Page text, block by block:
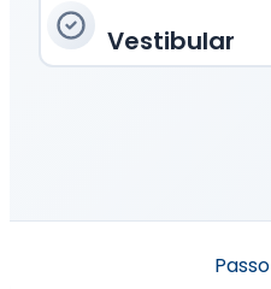
Vestibular
Passo